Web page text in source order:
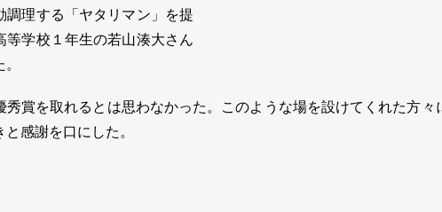
調理する「ヤタリマン」を提
等学校１年生の若山湊大さん
賞を取れるとは思わなかった。このような場を設けてくれた方々
感謝を口にした。